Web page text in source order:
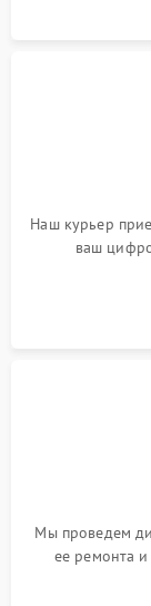
Наш курьер
ваш
Мы проведем
ее ремонта